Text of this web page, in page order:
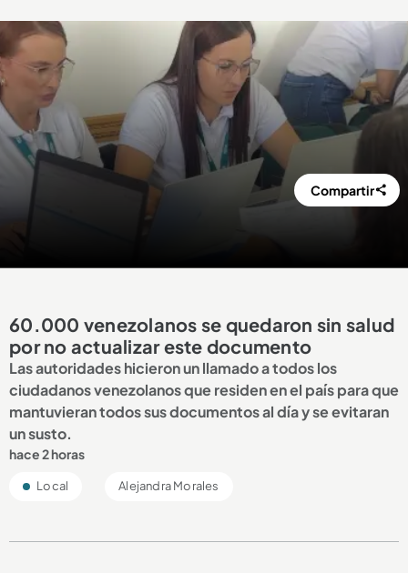
Compartir
60.000 venezolanos se quedaron sin salud
por no actualizar este documento
Las autoridades hicieron un llamado a todos los
ciudadanos venezolanos que residen en el país para que
mantuvieran todos sus documentos al día y se evitaran
un susto.
hace 2 horas
Local Alejandra Morales